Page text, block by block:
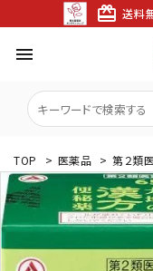
card_giftcard 送料
menu
TOP > 医薬品 > 第２類